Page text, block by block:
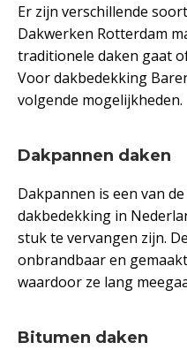
Er zijn verschillende
Dakwerken Rotterdam
traditionele daken gaat
Voor dakbedekking
volgende mogelijkheden.
Dakpannen daken
Dakpannen is een van
dakbedekking in
stuk te vervangen zijn.
onbrandbaar en
waardoor ze lang
Bitumen daken